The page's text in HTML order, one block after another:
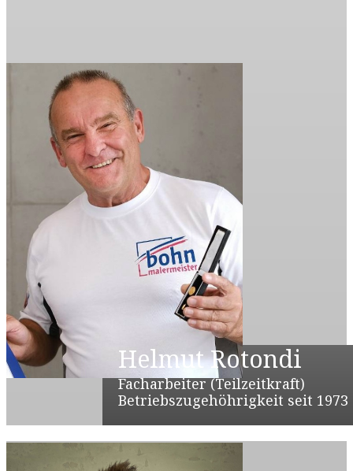
Helmut Rotondi
Facharbeiter (Teilzeitkraft)
Betriebszugehöhrigkeit seit 1973